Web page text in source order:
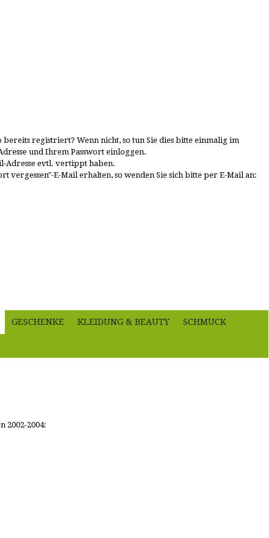
registriert? Wenn nicht, so tun Sie dies bitte einmalig im
und Ihrem Passwort einloggen.
Adresse evtl. vertippt haben.
E-Mail erhalten, so wenden Sie sich bitte per E-Mail an:
GESCHENKE KLEIDUNG & BEAUTY SCHMUCK
2002-2004: